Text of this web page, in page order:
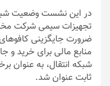
در این نشست وضعیت
تجهیزات سیمی شرکت
ضرورت جایگزینی
منابع مالی برای خرید و
شبکه انتقال، به عنوان
ثابت عنوان شد.